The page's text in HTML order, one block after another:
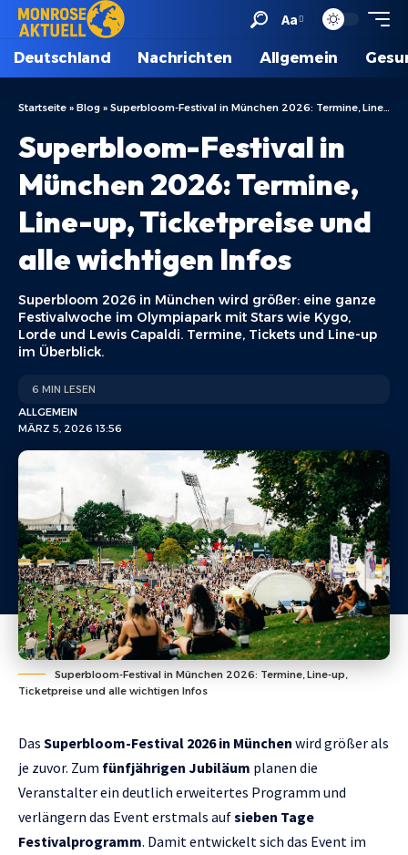
Aa
Deutschland Nachrichten Allgemein
Startseite » Blog » Superbloom-Festival in München 2026: Termine, Line-up, Ticketpreise und alle wichtigen Infos
Superbloom-Festival in
München 2026: Termine,
Line-up, Ticketpreise und
alle wichtigen Infos
Superbloom 2026 in München wird größer: eine ganze
Festivalwoche im Olympiapark mit Stars wie Kygo,
Lorde und Lewis Capaldi. Termine, Tickets und Line-up
im Überblick.
MÄRZ 5, 2026 13:56
ALLGEMEIN
6 MIN LESEN
Superbloom-Festival in München 2026: Termine, Line-up,
Ticketpreise und alle wichtigen Infos
Das Superbloom-Festival 2026 in München wird größer als
je zuvor. Zum fünfjährigen Jubiläum planen die
Veranstalter ein deutlich erweitertes Programm und
verlängern das Event erstmals aufsieben Tage
Festivalprogramm. Damit entwickelt sich das Event im